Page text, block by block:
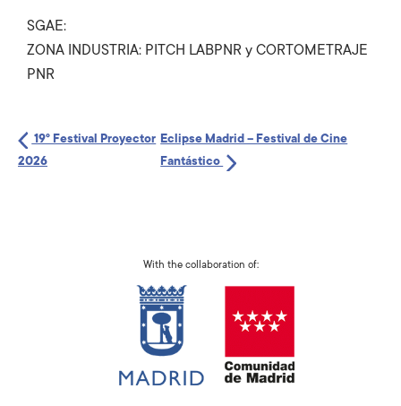
SGAE:
ZONA INDUSTRIA: PITCH LABPNR y CORTOMETRAJE
PNR
19º Festival Proyector
2026
Eclipse Madrid – Festival de Cine
Fantástico
With the collaboration of: